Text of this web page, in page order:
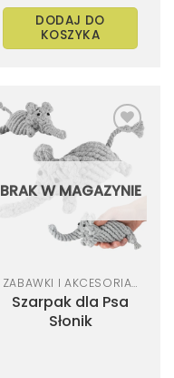
DODAJ DO
KOSZYKA
Dodaj
do
listy
życzeń
BRAK W MAGAZYNIE
ZABAWKI I AKCESORIA DLA PSA
Szarpak dla Psa
Słonik